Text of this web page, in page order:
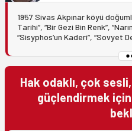
1957 Sivas Akpınar köyü
Tarihi”, “Bir Gezi Bin Renk”,
“Sisyphos’un Kaderi”, “Sovyet
Hak odaklı, çok
güçlendirmek